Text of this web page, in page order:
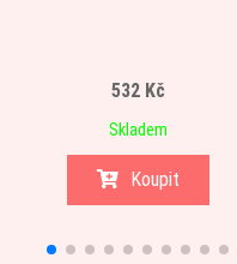
532 Kč
Skladem
Koupit